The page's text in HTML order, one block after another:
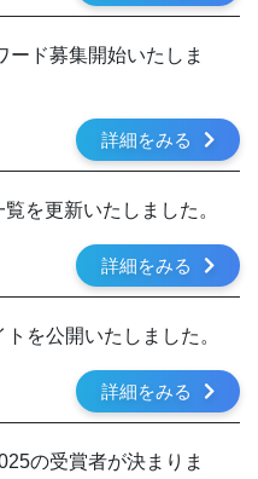
ード募集開始いたしま
詳細をみる
を更新いたしました。
詳細をみる
を公開いたしました。
詳細をみる
の受賞者が決まりま